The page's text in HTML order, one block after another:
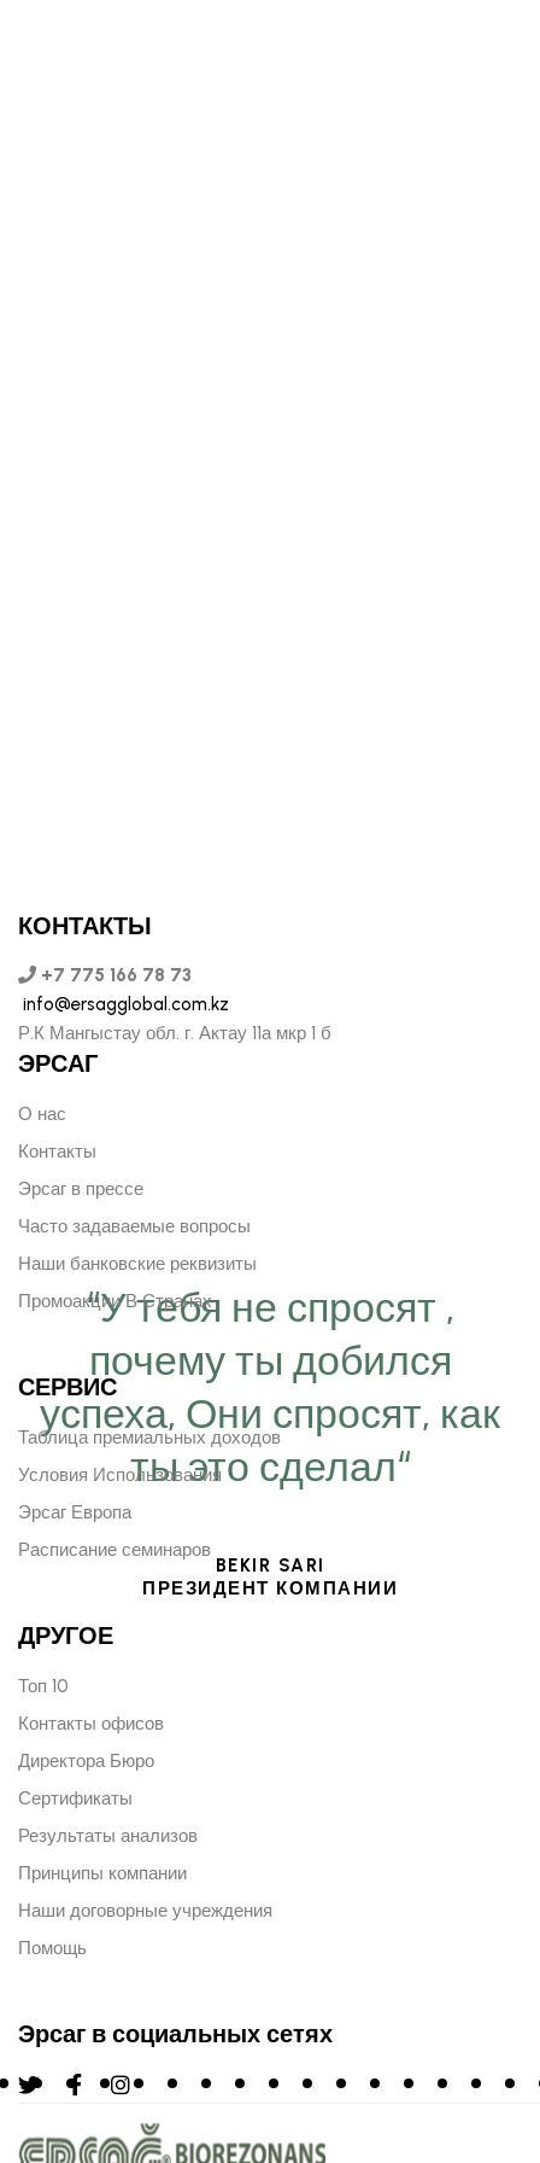
“У тебя не спросят ,
почему ты добился
успеха, Они спросят, как
ты это сделал“
BEKIR SARI
ПРЕЗИДЕНТ КОМПАНИИ
КОНТАКТЫ
+7 775 166 78 73
info@ersagglobal.com.kz
Р.К Мангыстау обл. г. Актау 11а мкр 1 б
ЭРСАГ
О нас
Контакты
Эрсаг в прессе
Часто задаваемые вопросы
Наши банковские реквизиты
Промоакции В Странах
СЕРВИС
Таблица премиальных доходов
Условия Использования
Эрсаг Европа
Расписание семинаров
ДРУГОЕ
Топ 10
Контакты офисов
Директора Бюро
Сертификаты
Результаты анализов
Принципы компании
Наши договорные учреждения
Помощь
Эрсаг в социальных сетях